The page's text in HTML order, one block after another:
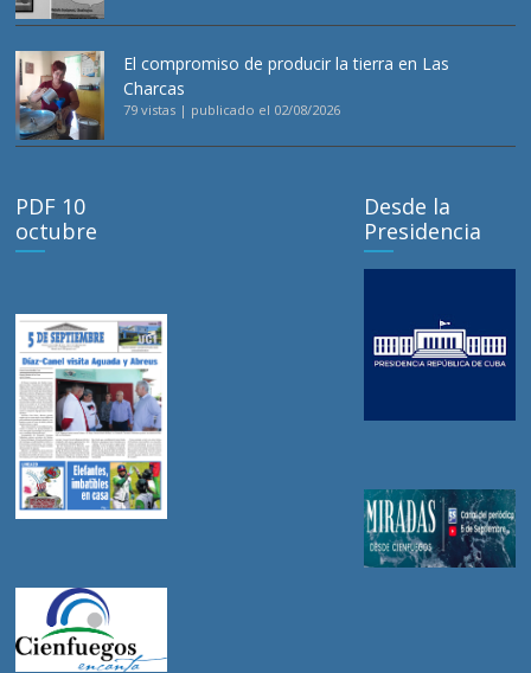
El compromiso de producir la tierra en Las
Charcas
79 vistas | publicado el 02/08/2026
PDF 10
octubre
Desde la
Presidencia